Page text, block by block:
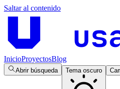
Saltar al contenido
InicioProyectosBlog
Abrir búsqueda Tema oscuro